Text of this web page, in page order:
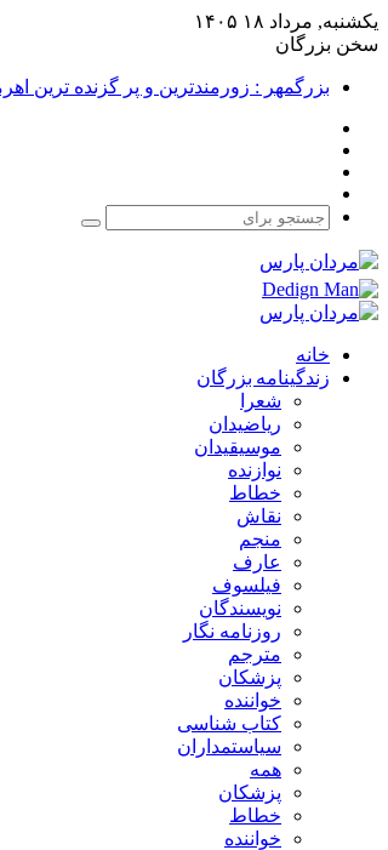
یکشنبه, مرداد ۱۸ ۱۴۰۵
سخن بزرگان
بزرگمهر : زورمندترین و پر گزنده ترین
جستجو
خانه
زندگینامه بزرگان
شعرا
ریاضیدان
موسیقیدان
نوازنده
خطاط
نقاش
منجم
عارف
فیلسوف
نویسندگان
روزنامه نگار
مترجم
پزشکان
خواننده
کتاب شناسی
سیاستمداران
همه
پزشکان
خطاط
خواننده